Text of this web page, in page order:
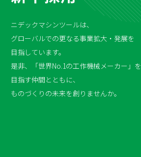
ニデックマシンツールは、
グローバルでの更なる事業拡大・発展を
目指しています。
是非、「世界No.1の工作機械メーカー」を
目指す仲間とともに、
ものづくりの未来を創りませんか。